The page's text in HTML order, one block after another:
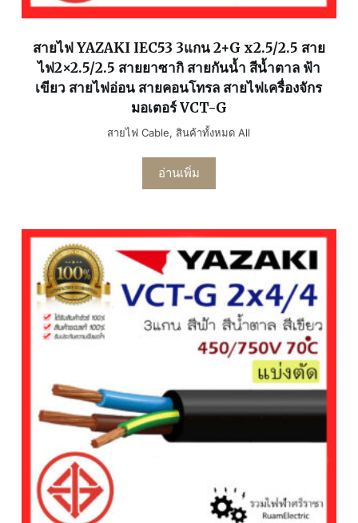
สายไฟ YAZAKI IEC53 3แกน 2+G x2.5/2.5 สาย
ไฟ2×2.5/2.5 สายยาซากิ สายกันน้ำ สีน้ำตาล ฟ้า
เขียว สายไฟอ่อน สายคอนโทรล สายไฟเครื่องจักร
มอเตอร์ VCT-G
สายไฟ Cable, สินค้าทั้งหมด All
อ่านเพิ่ม